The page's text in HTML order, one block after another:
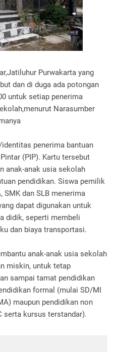
Purwakarta yang
dan di duga ada potongan
untuk setiap penerima
Narasumber
penerima bantuan
(PIP). Kartu tersebut
anak-anak usia sekolah
pendidikan. Siswa pemilik
SMK dan SLB menerima
dapat digunakan untuk
didik, seperti membeli
dan biaya transportasi.
anak-anak usia sekolah
miskin, untuk tetap
sampai tamat pendidikan
formal (mulai SD/MI
maupun pendidikan non
serta kursus terstandar).